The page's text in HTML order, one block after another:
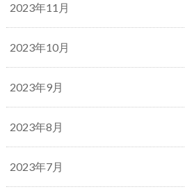
2023年11月
2023年10月
2023年9月
2023年8月
2023年7月